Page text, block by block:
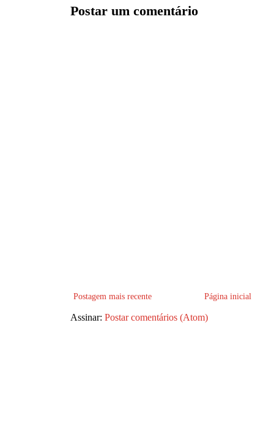
Postar um comentário
Postagem mais recente Página inicial
Assinar: Postar comentários (Atom)